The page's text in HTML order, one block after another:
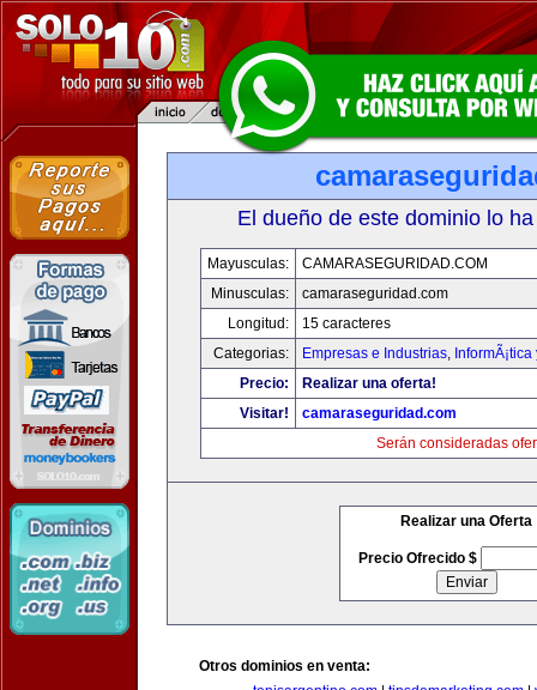
El dueño de este dominio lo
Mayusculas:
CAMARASEGURIDAD.COM
Minusculas:
camaraseguridad.com
Longitud:
15 caracteres
Categorias:
Empresas e Industrias,
Precio:
Realizar una oferta!
Visitar!
camaraseguridad.com
Serán consideradas
Realizar una Oferta
Precio Ofrecido $
Otros dominios en venta: